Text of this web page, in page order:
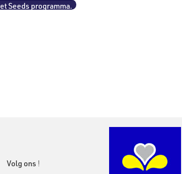
Seeds programma.
Volg ons !